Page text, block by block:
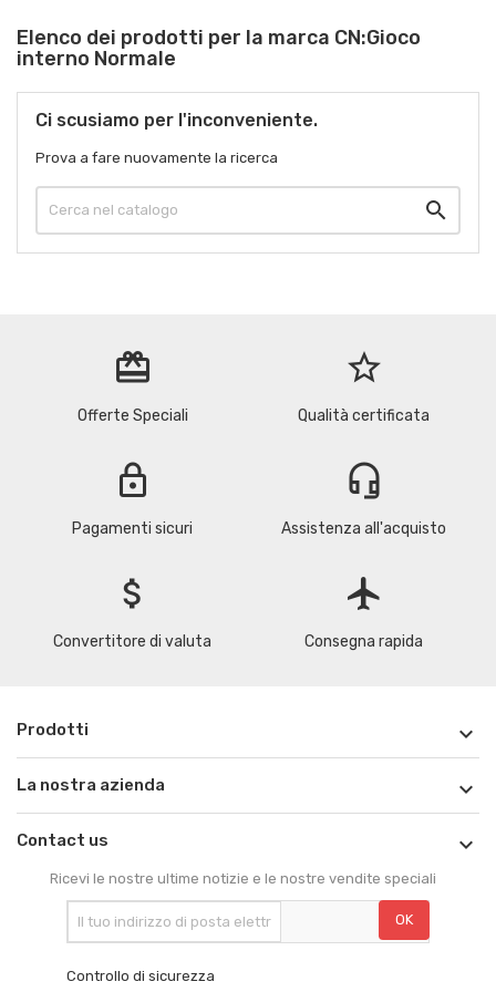
Elenco dei prodotti per la marca CN:Gioco
interno Normale
Ci scusiamo per l'inconveniente.
Prova a fare nuovamente la ricerca

redeem
Offerte Speciali
star_border
Qualità certificata
lock
Pagamenti sicuri
headset_mic
Assistenza all'acquisto
attach_money
Convertitore di valuta
flight
Consegna rapida
Prodotti 
La nostra azienda 
Contact us 
Ricevi le nostre ultime notizie e le nostre vendite speciali
Controllo di sicurezza